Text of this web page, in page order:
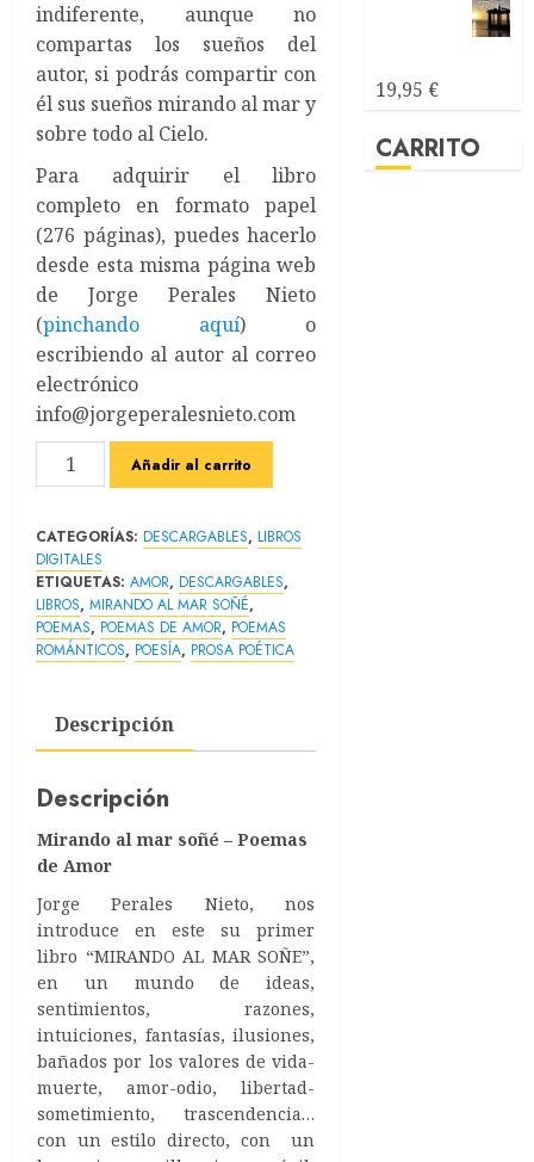
indiferente, aunque no
compartas los sueños del
autor, si podrás compartir con
él sus sueños mirando al mar y
sobre todo al Cielo.
Para adquirir el libro
completo en formato papel
(276 páginas), puedes hacerlo
desde esta misma página web
de Jorge Perales Nieto
(pinchando aquí) o
escribiendo al autor al correo
electrónico
info@jorgeperalesnieto.com
Mirando
al
soñé
Poemas
de
Amor
cantidad
Añadir al carrito
CATEGORÍAS: DESCARGABLES, LIBROS
DIGITALES
ETIQUETAS: AMOR, DESCARGABLES,
LIBROS, MIRANDO AL MAR SOÑÉ,
POEMAS, POEMAS DE AMOR, POEMAS
ROMÁNTICOS, POESÍA, PROSA POÉTICA
Descripción
Descripción
Mirando al mar soñé – Poemas
de Amor
Jorge Perales Nieto, nos
introduce en este su primer
libro “MIRANDO AL MAR SOÑE”,
en un mundo de ideas,
sentimientos, razones,
intuiciones, fantasías, ilusiones,
bañados por los valores de vida-
muerte, amor-odio, libertad-
sometimiento, trascendencia…
con un estilo directo, con un
19,95 €
CARRITO